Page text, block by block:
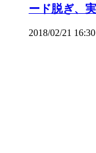
ード脱ぎ、
2018/02/21 16:30